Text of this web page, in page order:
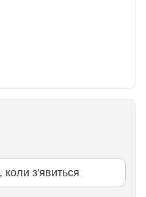
коли з'явиться